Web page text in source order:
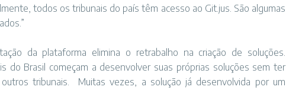
todos os tribunais do país têm acesso ao Git.jus. São algumas
da plataforma elimina o retrabalho na criação de soluções.
do Brasil começam a desenvolver suas próprias soluções sem ter
tribunais. Muitas vezes, a solução já desenvolvida por um